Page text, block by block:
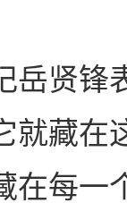
岳贤锋
就藏在
在每一